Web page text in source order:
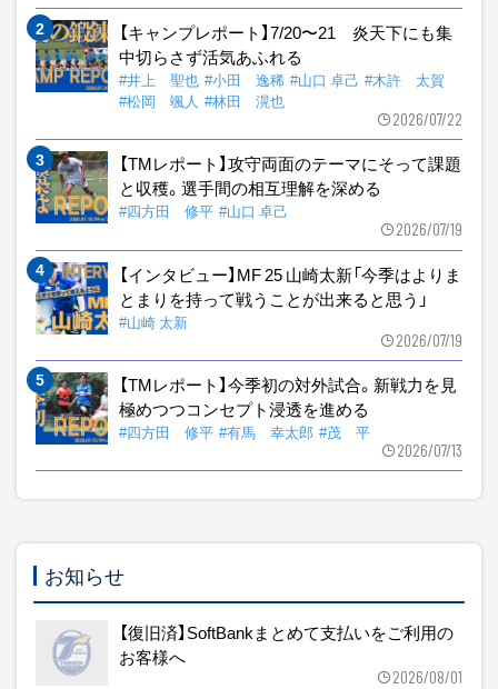
【キャンプレポート】7/20〜21 炎天下にも集
中切らさず活気あふれる
#井上 聖也 #小田 逸稀 #山口 卓己 #木許 太賀
#松岡 颯人 #林田 滉也
2026/07/22
【TMレポート】攻守両面のテーマにそって課題
と収穫。選手間の相互理解を深める
#四方田 修平 #山口 卓己
2026/07/19
【インタビュー】MF 25 山崎太新「今季はよりま
とまりを持って戦うことが出来ると思う」
#山崎 太新
2026/07/19
【TMレポート】今季初の対外試合。新戦力を見
極めつつコンセプト浸透を進める
#四方田 修平 #有馬 幸太郎 #茂 平
2026/07/13
お知らせ
【復旧済】SoftBankまとめて支払いをご利用の
お客様へ
2026/08/01